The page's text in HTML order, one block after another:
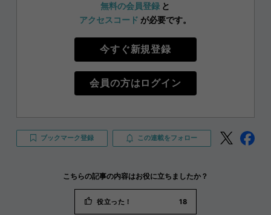
無料の会員登録 と
アクセスコード が必要です。
今すぐ新規登録
会員の方はログイン
ブックマーク登録 この連載をフォロー
こちらの記事の内容はお役に立ちましたか？
役立った！ 18